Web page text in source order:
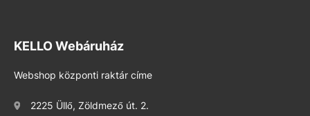
KELLO Webáruház
Webshop központi raktár címe
2225 Üllő, Zöldmező út. 2.